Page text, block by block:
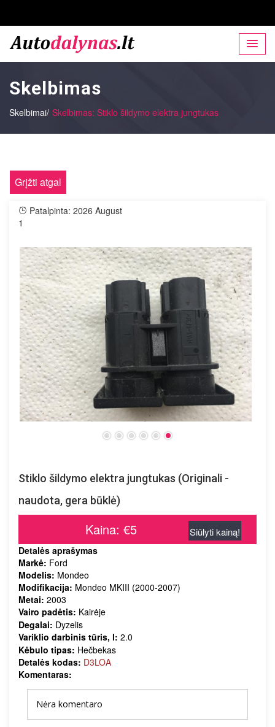
Skelbimas
Skelbimai/ Skelbimas: Stiklo šildymo elektra jungtukas
Grįžti atgal
Patalpinta: 2026 August
1
Stiklo šildymo elektra jungtukas (Originali -
naudota, gera būklė)
Kaina: €5 Siūlyti kainą!
Detalės aprašymas
Markė: Ford
Modelis: Mondeo
Modifikacija: Mondeo MKIII (2000-2007)
Metai: 2003
Vairo padėtis: Kairėje
Degalai: Dyzelis
Variklio darbinis tūris, l: 2.0
Kėbulo tipas: Hečbekas
Detalės kodas: D3LOA
Komentaras:
Nėra komentaro